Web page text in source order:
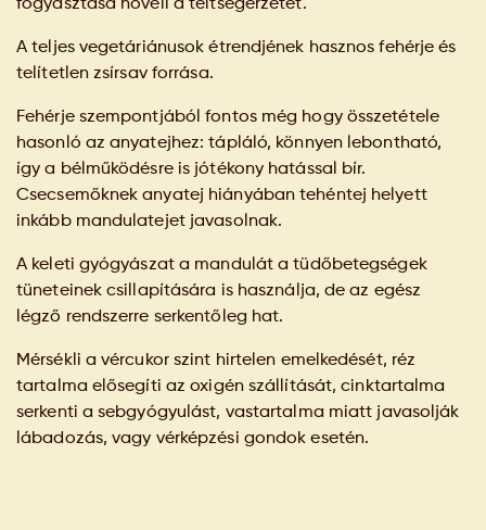
fogyasztása növeli a teltségérzetet.
A teljes vegetáriánusok étrendjének hasznos fehérje és
telítetlen zsírsav forrása.
Fehérje szempontjából fontos még hogy összetétele
hasonló az anyatejhez: tápláló, könnyen lebontható,
így a bélműködésre is jótékony hatással bír.
Csecsemőknek anyatej hiányában tehéntej helyett
inkább mandulatejet javasolnak.
A keleti gyógyászat a mandulát a tüdőbetegségek
tüneteinek csillapítására is használja, de az egész
légző rendszerre serkentőleg hat.
Mérsékli a vércukor szint hirtelen emelkedését, réz
tartalma elősegíti az oxigén szállítását, cinktartalma
serkenti a sebgyógyulást, vastartalma miatt javasolják
lábadozás, vagy vérképzési gondok esetén.